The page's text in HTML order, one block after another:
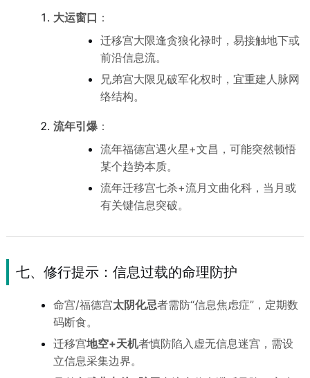
大运窗口 ：
迁移宫大限逢贪狼化禄时，易接触地下或
前沿信息流。
兄弟宫大限见破军化权时，宜重建人脉网
络结构。
流年引爆：
流年福德宫遇火星+文昌，可能突然顿悟
某个趋势本质。
流年迁移宫七杀+流月文曲化科，当月或
有关键信息突破。
七、修行提示：信息过载的命理防护
命宫/福德宫太阴化忌者需防“信息焦虑症”，定期数
码断食。
迁移宫地空+天机者慎防陷入虚无信息迷宫，需设
立信息采集边界。